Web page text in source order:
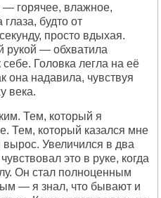
— горячее, влажное,
будто от
просто вдыхая.
рукой — обхватила
Головка легла на её
она надавила, чувствуя
века.
Тем, который я
Тем, который казался мне
Увеличился в два
это в руке, когда
Он стал полноценным
— я знал, что бывают и